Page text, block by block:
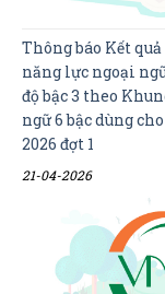
Thông báo Kết
năng lực ngoại
độ bậc 3 theo
ngữ 6 bậc dùng
2026 đợt 1
21-04-2026